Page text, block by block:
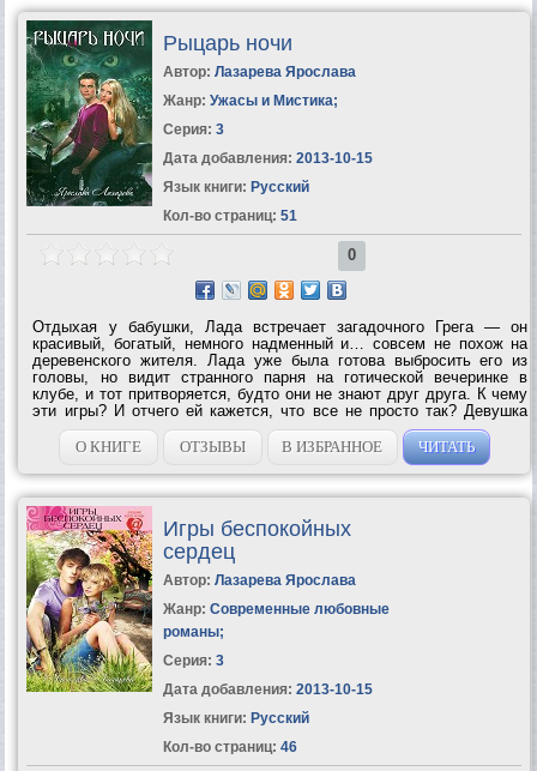
Рыцарь ночи
Автор: Лазарева Ярослава
Жанр: Ужасы и Мистика;
Серия: 3
Дата добавления: 2013-10-15
Язык книги: Русский
Кол-во страниц: 51
0
Отдыхая у бабушки, Лада встречает загадочного Грега — он
красивый, богатый, немного надменный и… совсем не похож на
деревенского жителя. Лада уже была готова выбросить его из
головы, но видит странного парня на готической вечеринке в
клубе, и тот притворяется, будто они не знают друг друга. К чему
эти игры? И отчего ей кажется, что все не просто так? Девушка
сама не заметила, как увлеклась роковым красавцем. А тот хотя и
говорит ей о...
О КНИГЕ ОТЗЫВЫ В ИЗБРАННОЕ ЧИТАТЬ
Игры беспокойных
сердец
Автор: Лазарева Ярослава
Жанр: Современные любовные
романы;
Серия: 3
Дата добавления: 2013-10-15
Язык книги: Русский
Кол-во страниц: 46